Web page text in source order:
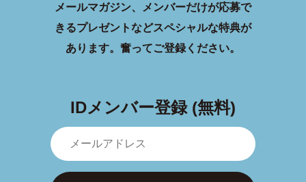
メールマガジン、メンバーだけが応募で
きるプレゼントなどスペシャルな特典が
あります。 奮ってご登録ください。
IDメンバー登録 (無料)